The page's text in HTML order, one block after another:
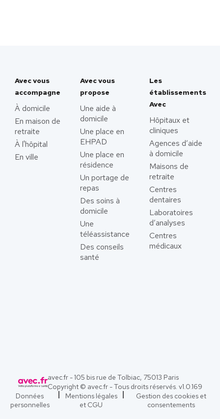
Avec vous
accompagne
À domicile
En maison de
retraite
À l'hôpital
En ville
Avec vous
propose
Une aide à
domicile
Une place en
EHPAD
Une place en
résidence
Un portage de
repas
Des soins à
domicile
Une
téléassistance
Des conseils
santé
Les
établissements
Avec
Hôpitaux et
cliniques
Agences d’aide
à domicile
Maisons de
retraite
Centres
dentaires
Laboratoires
d’analyses
Centres
médicaux
avec.fr - 105 bis rue de Tolbiac, 75013 Paris
Copyright © avec.fr - Tous droits réservés. v1.0.169
Données
personnelles
Mentions légales
et CGU
Gestion des cookies et
consentements